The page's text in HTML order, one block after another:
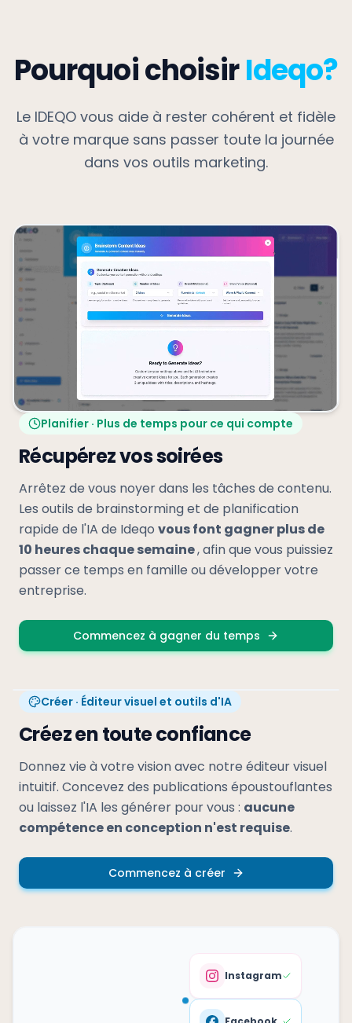
Pourquoi choisirIdeqo?
Le IDEQO vous aide à rester cohérent et fidèle
à votre marque sans passer toute la journée
dans vos outils marketing.
Planifier · Plus de temps pour ce qui compte
Récupérez vos soirées
Arrêtez de vous noyer dans les tâches de contenu.
Les outils de brainstorming et de planification
rapide de l'IA de Ideqo vous font gagner plus de
10 heures chaque semaine, afin que vous puissiez
passer ce temps en famille ou développer votre
entreprise.
Commencez à gagner du temps
Créer · Éditeur visuel et outils d'IA
Créez en toute confiance
Donnez vie à votre vision avec notre éditeur visuel
intuitif. Concevez des publications époustouflantes
ou laissez l'IA les générer pour vous : aucune
compétence en conception n'est requise.
Commencez à créer
Instagram